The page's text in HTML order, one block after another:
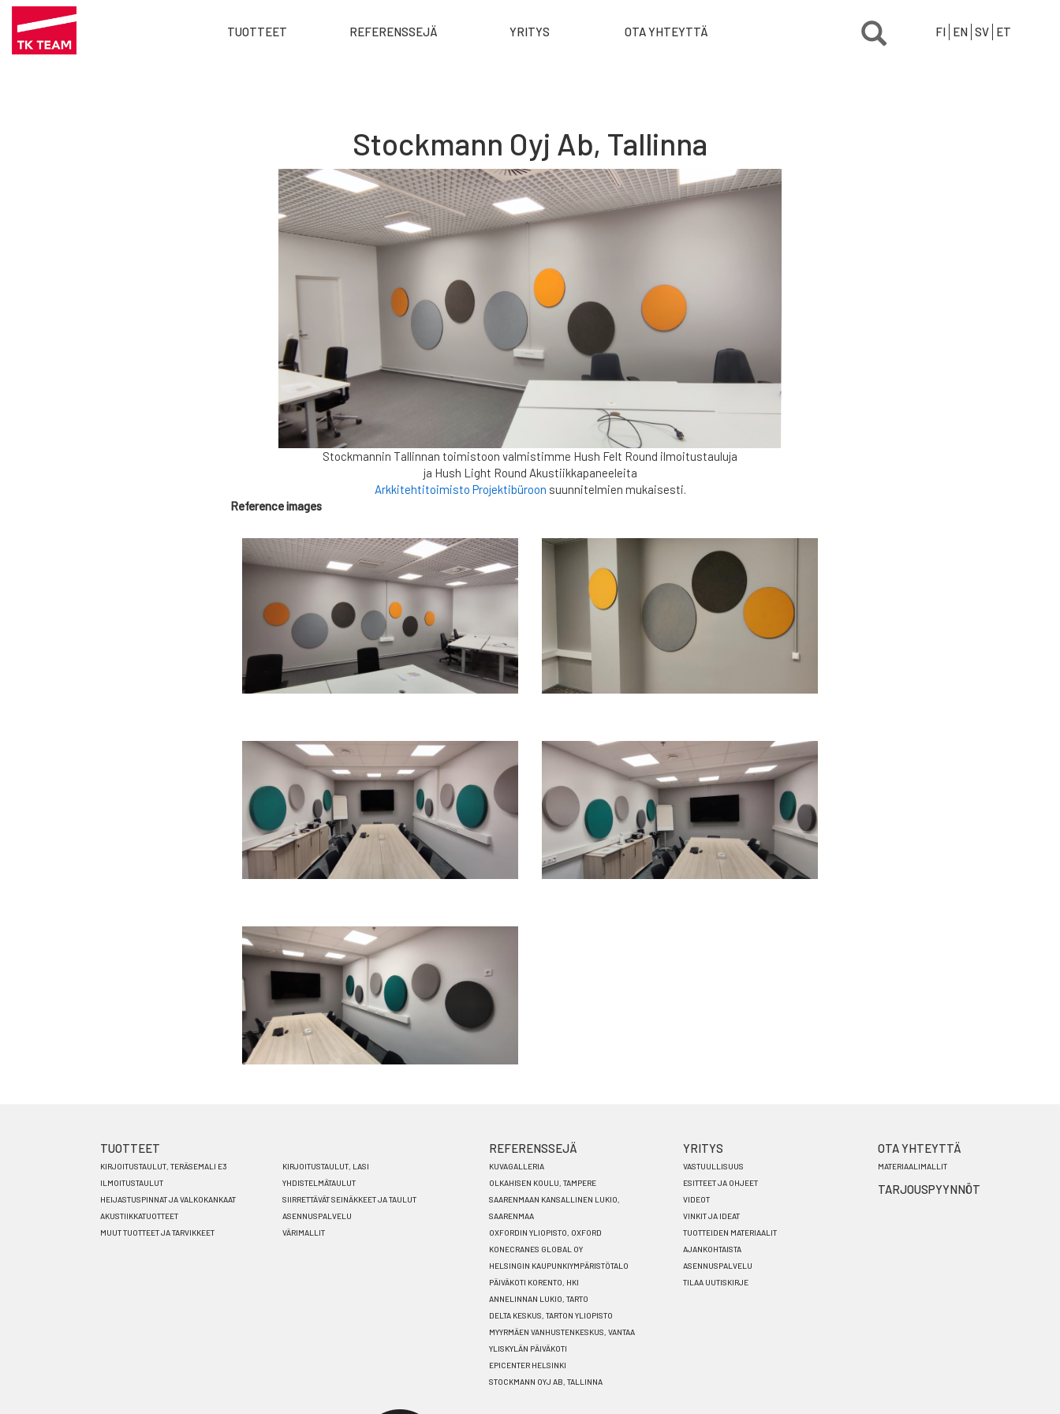
Hyppää
MainTUOTTEET REFERENSSEJÄ YRITYS OTA YHTEYTTÄ FI EN SV ET
Stockmann Oyj Ab, Tallinna
Stockmannin Tallinnan toimistoon valmistimme Hush Felt Round ilmoitustauluja
ja Hush Light Round Akustiikkapaneeleita
Arkkitehtitoimisto Projektibüroon suunnitelmien mukaisesti.
Reference images
Footer
menu
FI
TUOTTEET
KIRJOITUSTAULUT, TERÄSEMALI E3
KIRJOITUSTAULUT, LASI
ILMOITUSTAULUT
YHDISTELMÄTAULUT
HEIJASTUSPINNAT JA VALKOKANKAAT
SIIRRETTÄVÄT SEINÄKKEET JA TAULUT
AKUSTIIKKATUOTTEET
ASENNUSPALVELU
MUUT TUOTTEET JA TARVIKKEET
VÄRIMALLIT
REFERENSSEJÄ
KUVAGALLERIA
OLKAHISEN KOULU, TAMPERE
SAARENMAAN KANSALLINEN LUKIO,
SAARENMAA
OXFORDIN YLIOPISTO, OXFORD
KONECRANES GLOBAL OY
HELSINGIN KAUPUNKIYMPÄRISTÖTALO
PÄIVÄKOTI KORENTO, HKI
ANNELINNAN LUKIO, TARTO
DELTA KESKUS, TARTON YLIOPISTO
MYYRMÄEN VANHUSTENKESKUS, VANTAA
YLISKYLÄN PÄIVÄKOTI
EPICENTER HELSINKI
STOCKMANN OYJ AB, TALLINNA
YRITYS
VASTUULLISUUS
ESITTEET JA OHJEET
VIDEOT
VINKIT JA IDEAT
TUOTTEIDEN MATERIAALIT
AJANKOHTAISTA
ASENNUSPALVELU
TILAA UUTISKIRJE
OTA YHTEYTTÄ
MATERIAALIMALLIT
TARJOUSPYYNNÖT